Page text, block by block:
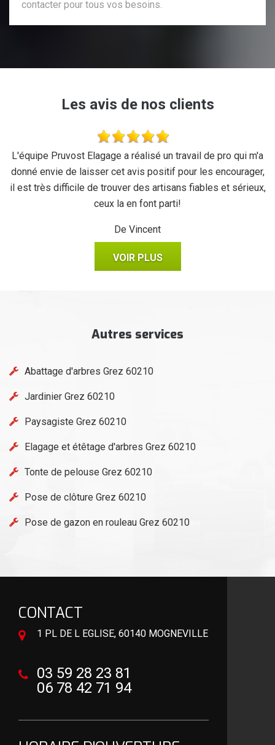
contacter pour tous vos besoins.
Les avis de nos clients
L'équipe Pruvost Elagage a réalisé un travail de pro qui m'a
donné envie de laisser cet avis positif pour les encourager,
il est très difficile de trouver des artisans fiables et sérieux,
ceux la en font parti!
De Vincent
VOIR PLUS
Autres services
Abattage d'arbres Grez 60210
Jardinier Grez 60210
Paysagiste Grez 60210
Elagage et étêtage d'arbres Grez 60210
Tonte de pelouse Grez 60210
Pose de clôture Grez 60210
Pose de gazon en rouleau Grez 60210
CONTACT
1 PL DE L EGLISE, 60140 MOGNEVILLE
03 59 28 23 81
06 78 42 71 94